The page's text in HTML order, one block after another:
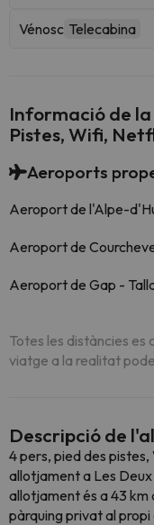
Vénosc Telecabina
Informació de la
Pistes, Wifi,
Aeroports
Aeroport de l'Alpe-
Aeroport de
Aeroport de Gap -
Totes les distàncies es
viatge a la realitat
Descripció de
4 pers, pied des
allotjament a Les
allotjament és a 43 km
pàrquing privat al